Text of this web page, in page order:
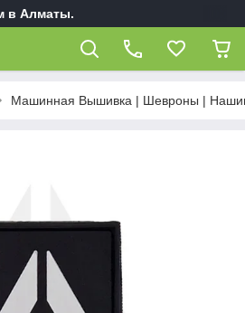
в Алматы.
Машинная Вышивка | Шевроны |